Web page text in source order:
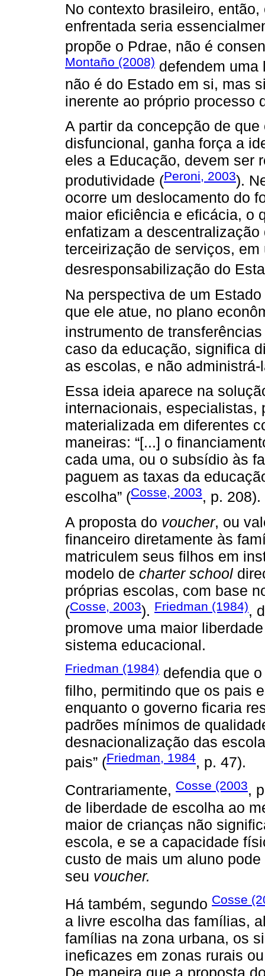
No contexto brasileiro,
enfrentada seria
propõe o Pdrae, não é
Montaño (2008) defendem uma
não é do Estado em si, mas
inerente ao próprio processo
A partir da concepção de
disfuncional, ganha força a
eles a Educação, devem ser
produtividade (Peroni, 2003).
ocorre um deslocamento do
maior eficiência e eficácia, o
enfatizam a
terceirização de serviços, em
desresponsabilização do
Na perspectiva de um
que ele atue, no plano
instrumento de transferências
caso da educação, significa
as escolas, e não administrá-
Essa ideia aparece na
internacionais, especialistas,
materializada em diferentes
maneiras: “[...] o
cada uma, ou o subsídio às
paguem as taxas da
escolha” (Cosse, 2003, p. 208).
A proposta do voucher, ou
financeiro diretamente às
matriculem seus filhos em
modelo de charter school
próprias escolas, com base
(Cosse, 2003). Friedman (1984),
promove uma maior
sistema educacional.
Friedman (1984) defendia que
filho, permitindo que os pais
enquanto o governo ficaria
padrões mínimos de
desnacionalização das
pais” (Friedman, 1984, p. 47).
Contrariamente, Cosse (2003,
de liberdade de escolha ao
maior de crianças não
escola, e se a capacidade
custo de mais um aluno
seu voucher.
Há também, segundo Cosse
a livre escolha das famílias,
famílias na zona urbana, os
ineficazes em zonas rurais
De maneira que a proposta